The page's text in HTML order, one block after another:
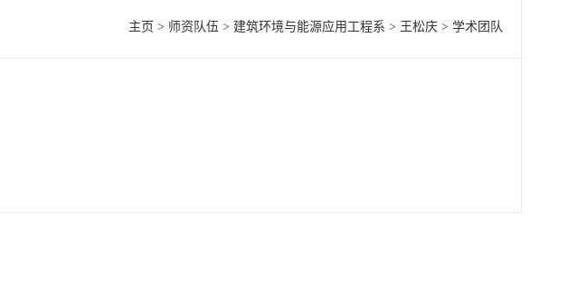
主页 > 师资队伍 > 建筑环境与能源应用工程系 > 王松庆 > 学术团队